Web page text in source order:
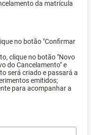
da matrícula
no botão "Confirmar
clique no botão "Novo
do Cancelamento" e
será criado e passará a
emitidos;
para acompanhar a